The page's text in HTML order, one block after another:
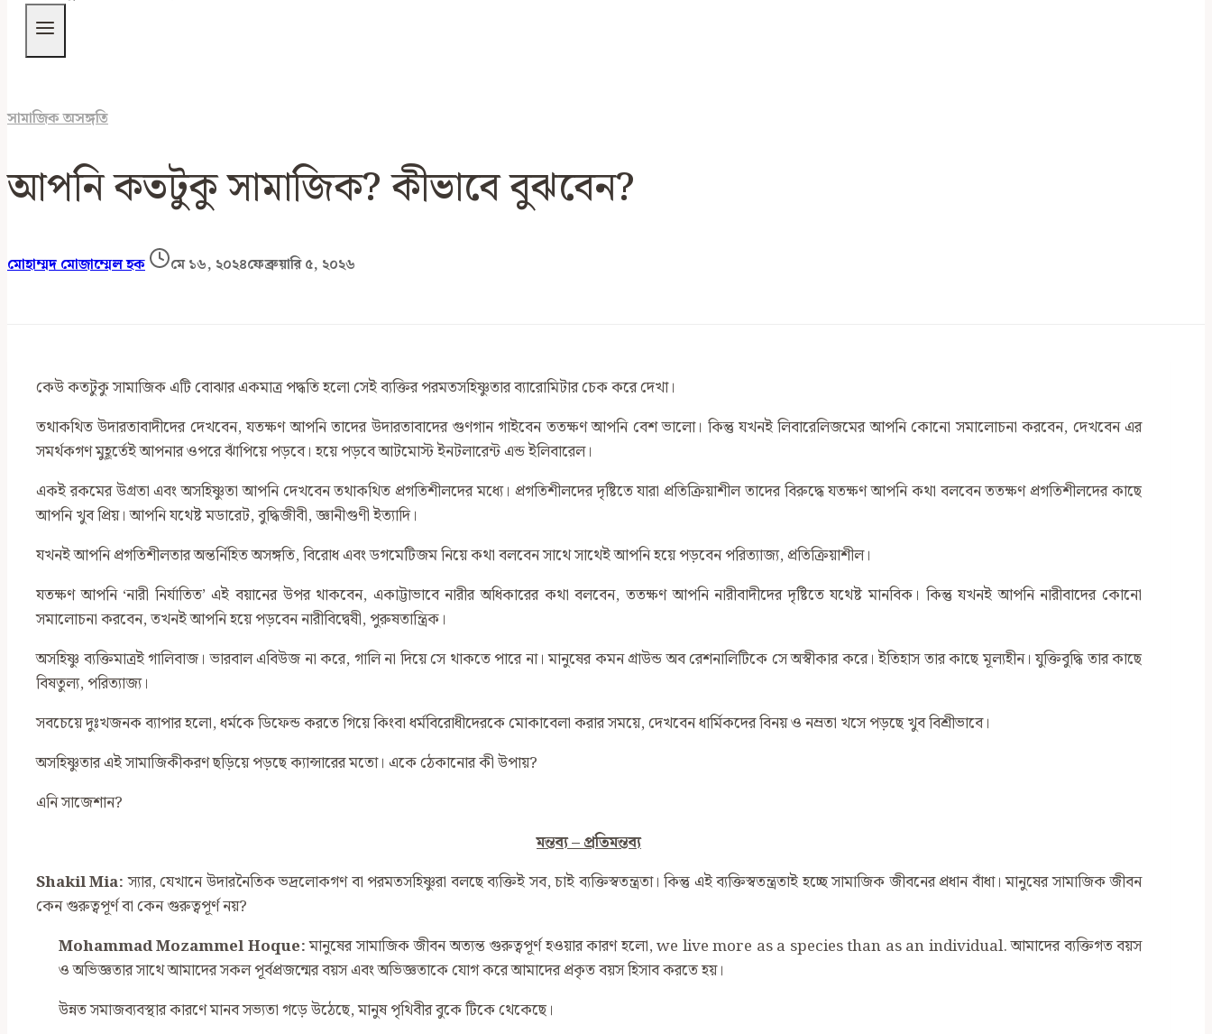
সামাজিক অসঙ্গতি
আপনি কতটুকু সামাজিক? কীভাবে বুঝবেন?
মোহাম্মদ মোজাম্মেল হক মে ১৬, ২০২৪ফেব্রুয়ারি ৫, ২০২৬
কেউ কতটুকু সামাজিক এটি বোঝার একমাত্র পদ্ধতি হলো সেই ব্যক্তির পরমতসহিষ্ণুতার ব্যারোমিটার চেক করে দেখা।
তথাকথিত উদারতাবাদীদের দেখবেন, যতক্ষণ আপনি তাদের উদারতাবাদের গুণগান গাইবেন ততক্ষণ আপনি বেশ ভালো। কিন্তু যখনই লিবারেলিজমের আপনি কোনো সমালোচনা করবেন, দেখবেন এর
সমর্থকগণ মুহূর্তেই আপনার ওপরে ঝাঁপিয়ে পড়বে। হয়ে পড়বে আটমোস্ট ইনটলারেন্ট এন্ড ইলিবারেল।
একই রকমের উগ্রতা এবং অসহিষ্ণুতা আপনি দেখবেন তথাকথিত প্রগতিশীলদের মধ্যে। প্রগতিশীলদের দৃষ্টিতে যারা প্রতিক্রিয়াশীল তাদের বিরুদ্ধে যতক্ষণ আপনি কথা বলবেন ততক্ষণ প্রগতিশীলদের কাছে
আপনি খুব প্রিয়। আপনি যথেষ্ট মডারেট, বুদ্ধিজীবী, জ্ঞানীগুণী ইত্যাদি।
যখনই আপনি প্রগতিশীলতার অন্তর্নিহিত অসঙ্গতি, বিরোধ এবং ডগমেটিজম নিয়ে কথা বলবেন সাথে সাথেই আপনি হয়ে পড়বেন পরিত্যাজ্য, প্রতিক্রিয়াশীল।
যতক্ষণ আপনি ‘নারী নির্যাতিত’ এই বয়ানের উপর থাকবেন, একাট্টাভাবে নারীর অধিকারের কথা বলবেন, ততক্ষণ আপনি নারীবাদীদের দৃষ্টিতে যথেষ্ট মানবিক। কিন্তু যখনই আপনি নারীবাদের কোনো
সমালোচনা করবেন, তখনই আপনি হয়ে পড়বেন নারীবিদ্বেষী, পুরুষতান্ত্রিক।
অসহিষ্ণু ব্যক্তিমাত্রই গালিবাজ। ভারবাল এবিউজ না করে, গালি না দিয়ে সে থাকতে পারে না। মানুষের কমন গ্রাউন্ড অব রেশনালিটিকে সে অস্বীকার করে। ইতিহাস তার কাছে মূল্যহীন। যুক্তিবুদ্ধি তার কাছে
বিষতুল্য, পরিত্যাজ্য।
সবচেয়ে দুঃখজনক ব্যাপার হলো, ধর্মকে ডিফেন্ড করতে গিয়ে কিংবা ধর্মবিরোধীদেরকে মোকাবেলা করার সময়ে, দেখবেন ধার্মিকদের বিনয় ও নম্রতা খসে পড়ছে খুব বিশ্রীভাবে।
অসহিষ্ণুতার এই সামাজিকীকরণ ছড়িয়ে পড়ছে ক্যান্সারের মতো। একে ঠেকানোর কী উপায়?
এনি সাজেশান?
মন্তব্য – প্রতিমন্তব্য
Shakil Mia:স্যার, যেখানে উদারনৈতিক ভদ্রলোকগণ বা পরমতসহিষ্ণুরা বলছে ব্যক্তিই সব, চাই ব্যক্তিস্বতন্ত্রতা। কিন্তু এই ব্যক্তিস্বতন্ত্রতাই হচ্ছে সামাজিক জীবনের প্রধান বাঁধা। মানুষের সামাজিক জীবন
কেন গুরুত্বপূর্ণ বা কেন গুরুত্বপূর্ণ নয়?
Mohammad Mozammel Hoque:মানুষের সামাজিক জীবন অত্যন্ত গুরুত্বপূর্ণ হওয়ার কারণ হলো, we live more as a species than as an individual. আমাদের ব্যক্তিগত বয়স
ও অভিজ্ঞতার সাথে আমাদের সকল পূর্বপ্রজন্মের বয়স এবং অভিজ্ঞতাকে যোগ করে আমাদের প্রকৃত বয়স হিসাব করতে হয়।
উন্নত সমাজব্যবস্থার কারণে মানব সভ্যতা গড়ে উঠেছে, মানুষ পৃথিবীর বুকে টিকে থেকেছে।